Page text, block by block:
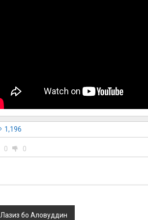
1,196
0 0
Лазиз бо Аловуддин